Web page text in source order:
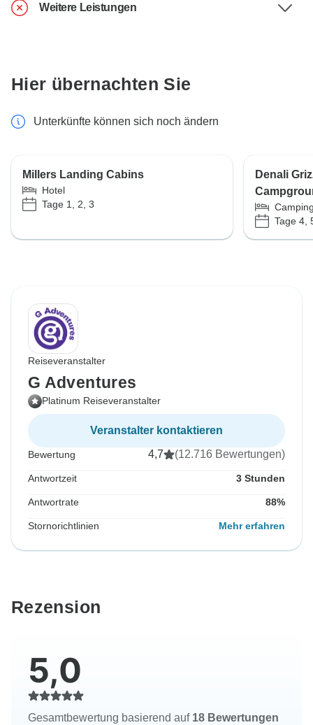
Weitere Leistungen
Hier übernachten Sie
Unterkünfte können sich noch ändern
Millers Landing Cabins
Hotel
Tage 1, 2, 3
Denali
Tage 4,
Reiseveranstalter
G Adventures
Platinum Reiseveranstalter
Veranstalter kontaktieren
Bewertung 4,7 (12.716 Bewertungen)
Antwortzeit 3 Stunden
Antwortrate 88%
Stornorichtlinien Mehr erfahren
Rezension
5,0
Gesamtbewertung basierend auf 18 Bewertungen